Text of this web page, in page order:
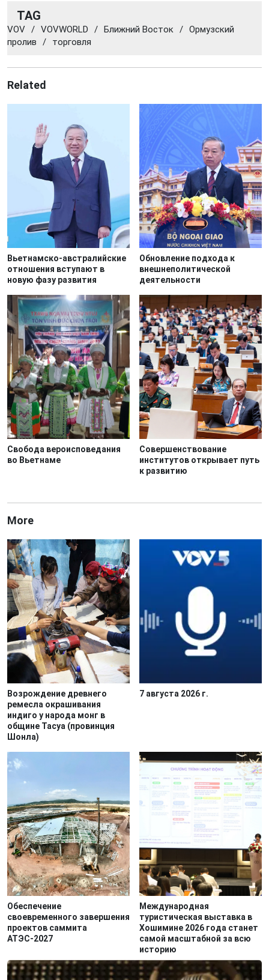
TAG
VOV / VOVWORLD / Ближний Восток / Ормузский
пролив
/ торговля
Related
Вьетнамско-австралийские
отношения вступают в
новую фазу развития
Обновление подхода к
внешнеполитической
деятельности
Свобода вероисповедания
во Вьетнаме
Совершенствование
институтов открывает путь
к развитию
More
Возрождение древнего
ремесла окрашивания
индиго у народа монг в
общине Тасуа (провинция
Шонла)
7 августа 2026 г.
Обеспечение
своевременного завершения
проектов саммита
АТЭС-2027
Международная
туристическая выставка в
Хошимине 2026 года станет
самой масштабной за всю
историю